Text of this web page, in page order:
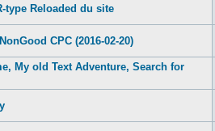
type Reloaded du site
CPC (2016-02-20)
My old Text Adventure, Search for